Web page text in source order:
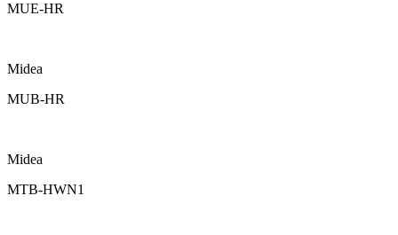
MUE-HR
Midea
MUB-HR
Midea
MTB-HWN1